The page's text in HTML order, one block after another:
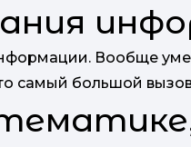
Вообще
самый большой